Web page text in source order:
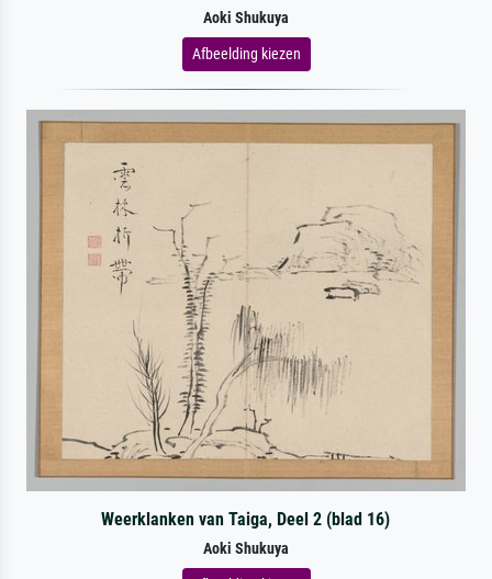
Aoki Shukuya
Afbeelding kiezen
Weerklanken van Taiga, Deel 2 (blad 16)
Aoki Shukuya